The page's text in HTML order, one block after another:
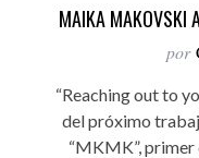
MAIKA MAKOVSKI
por
“Reaching out to
del próximo
“MKMK”, primer